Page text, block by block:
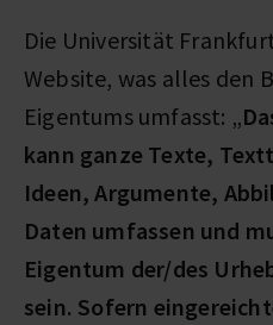
Die Universität
Website, was alles den
Eigentums umfasst: „
kann ganze Texte,
Ideen, Argumente,
Daten umfassen und
Eigentum der/des
sein. Sofern